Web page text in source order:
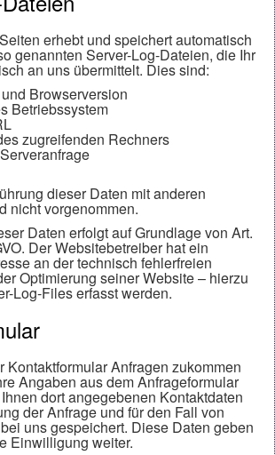
erhebt und speichert automatisch
genannten Server-Log-Dateien, die Ihr
an uns übermittelt. Dies sind:
Browserversion
Betriebssystem
zugreifenden Rechners
dieser Daten mit anderen
nicht vorgenommen.
Daten erfolgt auf Grundlage von Art.
Der Websitebetreiber hat ein
an der technisch fehlerfreien
Optimierung seiner Website – hierzu
Log-Files erfasst werden.
Kontaktformular Anfragen zukommen
Angaben aus dem Anfrageformular
dort angegebenen Kontaktdaten
der Anfrage und für den Fall von
uns gespeichert. Diese Daten geben
Einwilligung weiter.